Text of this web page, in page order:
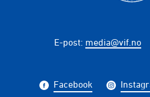
E-post: media@vif.no
Facebook